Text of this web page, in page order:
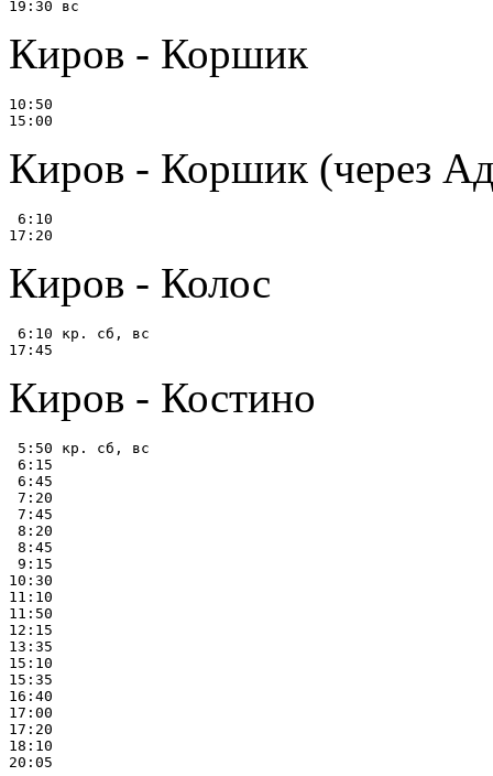
Киров - Коршик
10:50
Киров - Коршик (через
6:10
Киров - Колос
6:10 кр. сб, вс
Киров - Костино
5:50 кр. сб, вс
6:15
6:45
7:20
7:45
8:20
8:45
9:15
10:30
11:10
11:50
12:15
13:35
15:10
15:35
16:40
17:00
17:20
18:10